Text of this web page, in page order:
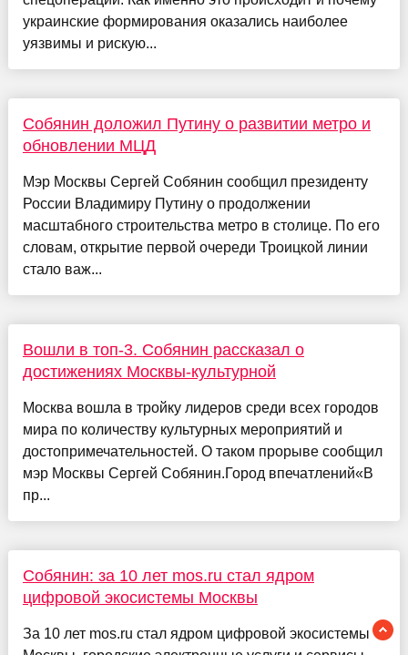
украинские формирования оказались наиболее
уязвимы и рискую...
Собянин доложил Путину о развитии метро и
обновлении МЦД
Мэр Москвы Сергей Собянин сообщил президенту
России Владимиру Путину о продолжении
масштабного строительства метро в столице. По его
словам, открытие первой очереди Троицкой линии
стало важ...
Вошли в топ-3. Собянин рассказал о
достижениях Москвы-культурной
Москва вошла в тройку лидеров среди всех городов
мира по количеству культурных мероприятий и
достопримечательностей. О таком прорыве сообщил
мэр Москвы Сергей Собянин.Город впечатлений«В
пр...
Собянин: за 10 лет mos.ru стал ядром
цифровой экосистемы Москвы
За 10 лет mos.ru стал ядром цифровой экосистемы